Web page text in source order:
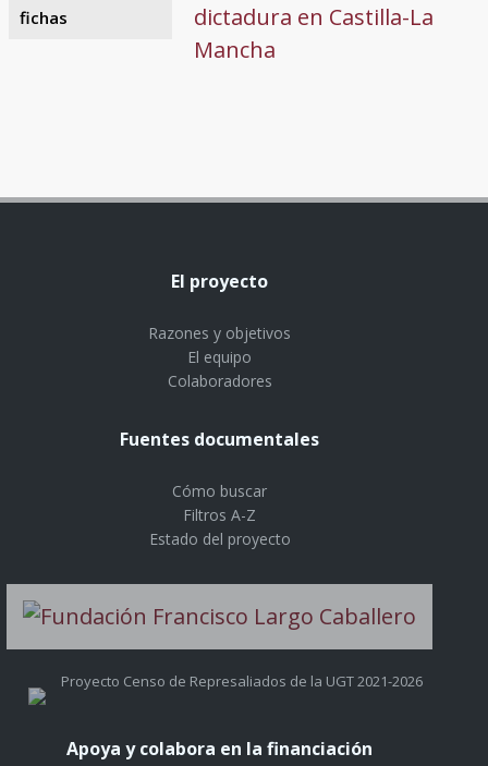
fichas
dictadura en Castilla-La
Mancha
El proyecto
Razones y objetivos
El equipo
Colaboradores
Fuentes documentales
Cómo buscar
Filtros A-Z
Estado del proyecto
Proyecto Censo de Represaliados de la UGT 2021-2026
Apoya y colabora en la financiación